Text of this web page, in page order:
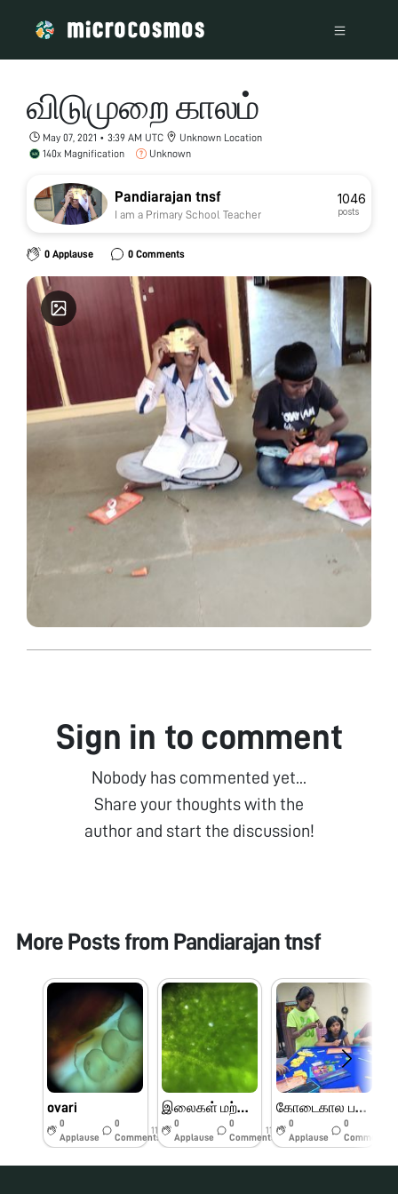
விடுமுறை காலம்
May 07, 2021 • 3:39 AM UTC
Unknown Location
140x Magnification
Unknown
Pandiarajan tnsf
I am a Primary School Teacher
1046
posts
0 Applause 0 Comments
Sign in to comment
Nobody has commented yet...
Share your thoughts with the
author and start the discussion!
More Posts from Pandiarajan tnsf
ovari
0
Applause
0
Comments
11w
இலைகள் மற்றும் பூக்களின் பாகங்கள்
0
Applause
0
Comments
11w
கோடைகால பயிற்சி முகாம் பெரியார் அறிவியல் மையம்
0
Applause
0
Comments